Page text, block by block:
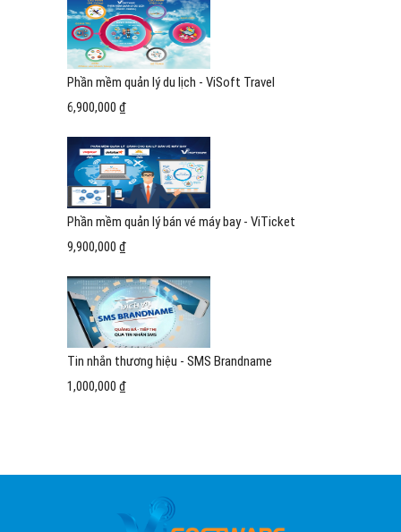
Phần mềm quản lý du lịch - ViSoft Travel
6,900,000 ₫
Phần mềm quản lý bán vé máy bay - ViTicket
9,900,000 ₫
Tin nhắn thương hiệu - SMS Brandname
1,000,000 ₫